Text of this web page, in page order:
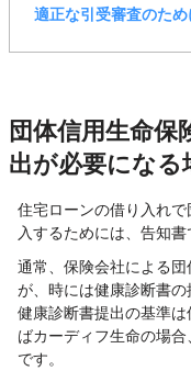
適正な引受審査のた
団体信用生命保
出が必要になる
住宅ローンの借り入れ
入するためには、告知
通常、保険会社による
が、時には健康診断書の
健康診断書提出の基準
ばカーディフ生命の場
です。